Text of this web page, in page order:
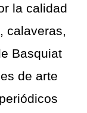
la calidad
calaveras,
Basquiat
de arte